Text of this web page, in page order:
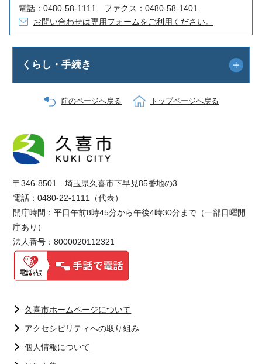
電話：0480-58-1111 ファクス：0480-58-1401
お問い合わせは専用フォームをご利用ください。
くらし・手続き
前のページへ戻る トップページへ戻る
〒346-8501 埼玉県久喜市下早見85番地の3
電話：0480-22-1111（代表）
開庁時間：平日午前8時45分から午後4時30分まで（一部日曜開
庁あり）
法人番号：8000020112321
久喜市ホームページについて
アクセシビリティへの取り組み
個人情報について